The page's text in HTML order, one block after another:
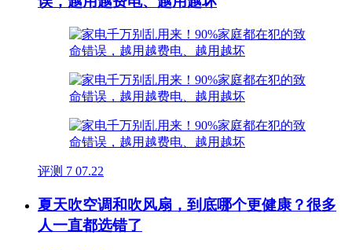
评测 7 07.22
夏天吹空调和吹风扇，到底哪个更健康？很多
人一直都选错了